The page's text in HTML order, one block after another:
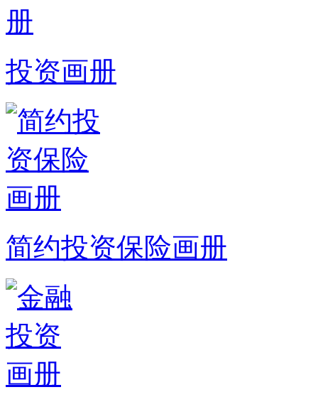
投资画册
简约投资保险画册